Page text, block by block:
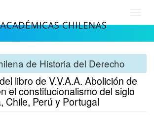
de Historia del Derecho
libro de V.V.A.A. Abolición de
el constitucionalismo del siglo
Chile, Perú y Portugal